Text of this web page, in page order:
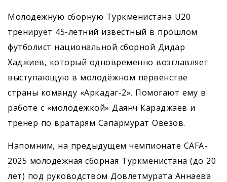
Молодёжную сборную Туркменистана U20
тренирует 45-летний известный в прошлом
футболист национальной сборной Дидар
Хаджиев, который одновременно возглавляет
выступающую в молодёжном первенстве
страны команду «Аркадаг-2». Помогают ему в
работе с «молодёжкой» Даянч Караджаев и
тренер по вратарям Сапармурат Овезов.
Напомним, на предыдущем чемпионате CAFA-
2025 молодёжная сборная Туркменистана (до 20
лет) под руководством Довлетмурата Аннаева